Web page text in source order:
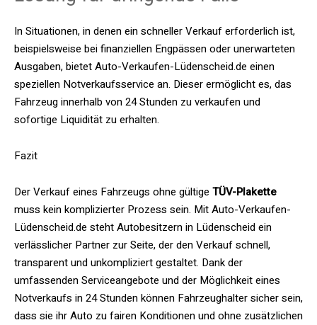
In Situationen, in denen ein schneller Verkauf erforderlich ist,
beispielsweise bei finanziellen Engpässen oder unerwarteten
Ausgaben, bietet Auto-Verkaufen-Lüdenscheid.de einen
speziellen Notverkaufsservice an. Dieser ermöglicht es, das
Fahrzeug innerhalb von 24 Stunden zu verkaufen und
sofortige Liquidität zu erhalten.​
Fazit
Der Verkauf eines Fahrzeugs ohne gültige TÜV-Plakette
muss kein komplizierter Prozess sein. Mit Auto-Verkaufen-
Lüdenscheid.de steht Autobesitzern in Lüdenscheid ein
verlässlicher Partner zur Seite, der den Verkauf schnell,
transparent und unkompliziert gestaltet. Dank der
umfassenden Serviceangebote und der Möglichkeit eines
Notverkaufs in 24 Stunden können Fahrzeughalter sicher sein,
dass sie ihr Auto zu fairen Konditionen und ohne zusätzlichen